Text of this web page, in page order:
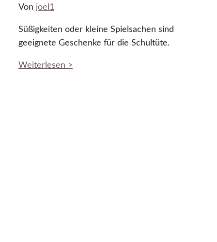
Von joel1
Süßigkeiten oder kleine Spielsachen sind
geeignete Geschenke für die Schultüte.
Weiterlesen >